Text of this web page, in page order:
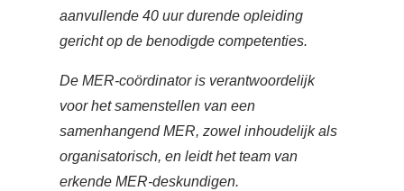
aanvullende 40 uur durende opleiding
gericht op de benodigde competenties.
De MER-coördinator is verantwoordelijk
voor het samenstellen van een
samenhangend MER, zowel inhoudelijk als
organisatorisch, en leidt het team van
erkende MER-deskundigen.